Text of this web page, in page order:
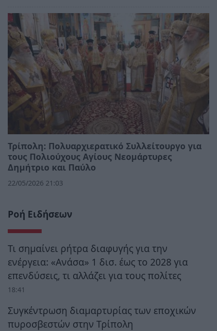
Τρίπολη: Πολυαρχιερατικό Συλλείτουργο για
τους Πολιούχους Αγίους Νεομάρτυρες
Δημήτριο και Παύλο
22/05/2026 21:03
Ροή Ειδήσεων
Τι σημαίνει ρήτρα διαφυγής για την
ενέργεια: «Ανάσα» 1 δισ. έως το 2028 για
επενδύσεις, τι αλλάζει για τους πολίτες
18:41
Συγκέντρωση διαμαρτυρίας των εποχικών
πυροσβεστών στην Τρίπολη